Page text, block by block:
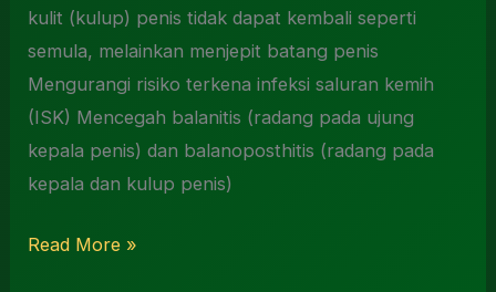
kulit (kulup) penis tidak dapat kembali seperti
semula, melainkan menjepit batang penis
Mengurangi risiko terkena infeksi saluran kemih
(ISK) Mencegah balanitis (radang pada ujung
kepala penis) dan balanoposthitis (radang pada
kepala dan kulup penis)
Read More »